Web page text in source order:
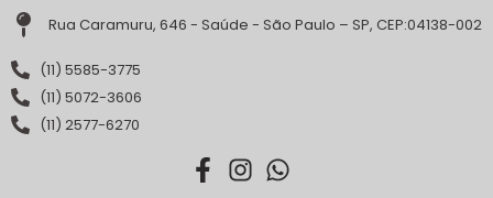
Rua Caramuru, 646 - Saúde - São Paulo – SP, CEP:04138-002
(11) 5585-3775
(11) 5072-3606
(11) 2577-6270